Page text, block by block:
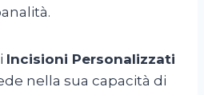
Incisioni Personalizzati
nella sua capacità di